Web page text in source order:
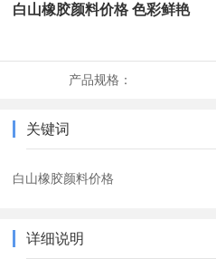
白山橡胶颜料价格 色彩鲜艳
产品规格：
关键词
白山橡胶颜料价格
详细说明